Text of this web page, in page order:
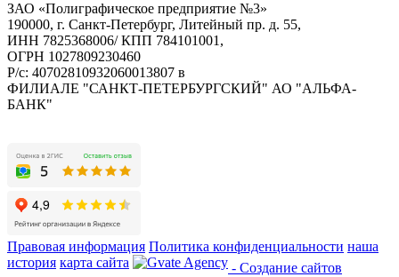
ЗАО «Полиграфическое предприятие №3»
190000, г. Санкт-Петербург, Литейный пр. д. 55,
ИНН 7825368006/ КПП 784101001,
ОГРН 1027809230460
Р/с: 40702810932060013807 в
ФИЛИАЛЕ "САНКТ-ПЕТЕРБУРГСКИЙ" АО "АЛЬФА-
БАНК"
Правовая информация Политика конфиденциальности наша
история карта сайта - Создание сайтов